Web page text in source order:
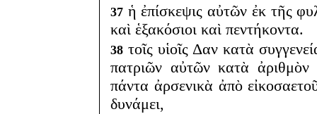
37 ἡ ἐπίσκεψις αὐτῶν ἐκ τῆς
καὶ ἑξακόσιοι καὶ πεντήκοντα.
38 τοῖς υἱοῖς Δαν κατὰ
πατριῶν αὐτῶν κατὰ
πάντα ἀρσενικὰ ἀπὸ
δυνάμει,